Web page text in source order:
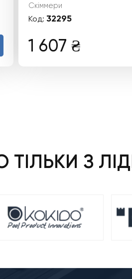
Скіммери
Код: 32295
1 607 ₴
З